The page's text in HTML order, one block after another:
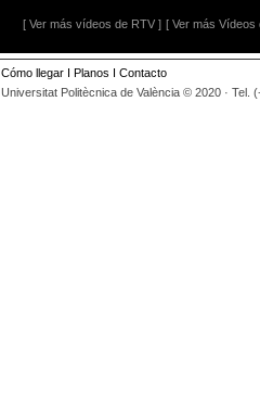
[ Ver más vídeos de RTV ] [ Ver más Vídeos
Cómo llegar I Planos I Contacto
Universitat Politècnica de València © 2020 · Tel.